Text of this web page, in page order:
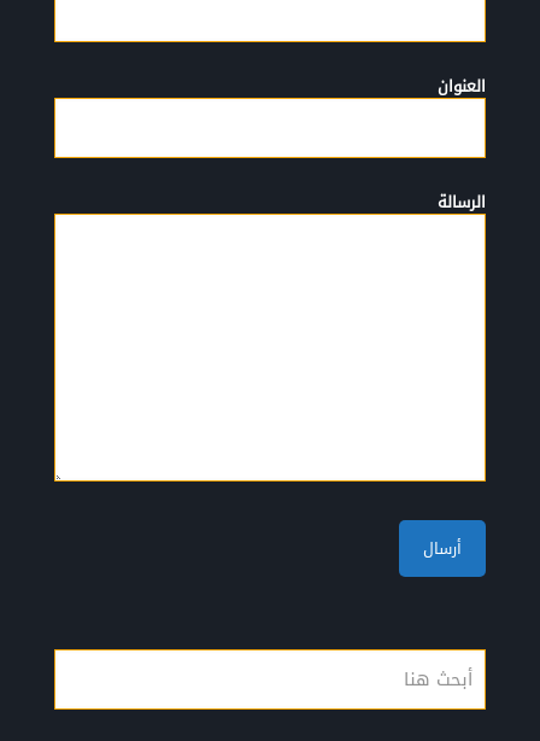
العنوان
الرسالة